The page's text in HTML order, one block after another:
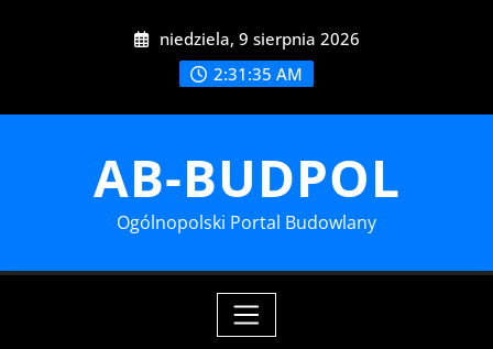
niedziela, 9 sierpnia 2026
2:31:37 AM
AB-BUDPOL
Ogólnopolski Portal Budowlany